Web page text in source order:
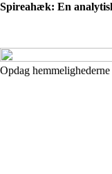
Spireahæk: En
Opdag